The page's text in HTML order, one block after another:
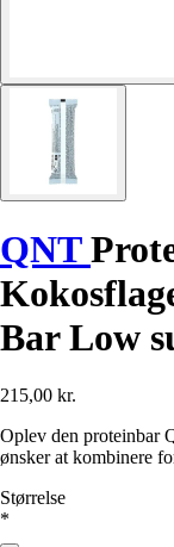
QNT
Bar Low
215,00 kr.
Oplev den proteinbar
ønsker at kombinere
Størrelse
*